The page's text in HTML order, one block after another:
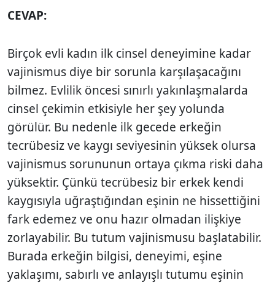
CEVAP:
Birçok evli kadın ilk cinsel deneyimine kadar
vajinismus diye bir sorunla karşılaşacağını
bilmez. Evlilik öncesi sınırlı yakınlaşmalarda
cinsel çekimin etkisiyle her şey yolunda
görülür. Bu nedenle ilk gecede erkeğin
tecrübesiz ve kaygı seviyesinin yüksek olursa
vajinismus sorununun ortaya çıkma riski daha
yüksektir. Çünkü tecrübesiz bir erkek kendi
kaygısıyla uğraştığından eşinin ne hissettiğini
fark edemez ve onu hazır olmadan ilişkiye
zorlayabilir. Bu tutum vajinismusu başlatabilir.
Burada erkeğin bilgisi, deneyimi, eşine
yaklaşımı, sabırlı ve anlayışlı tutumu eşinin